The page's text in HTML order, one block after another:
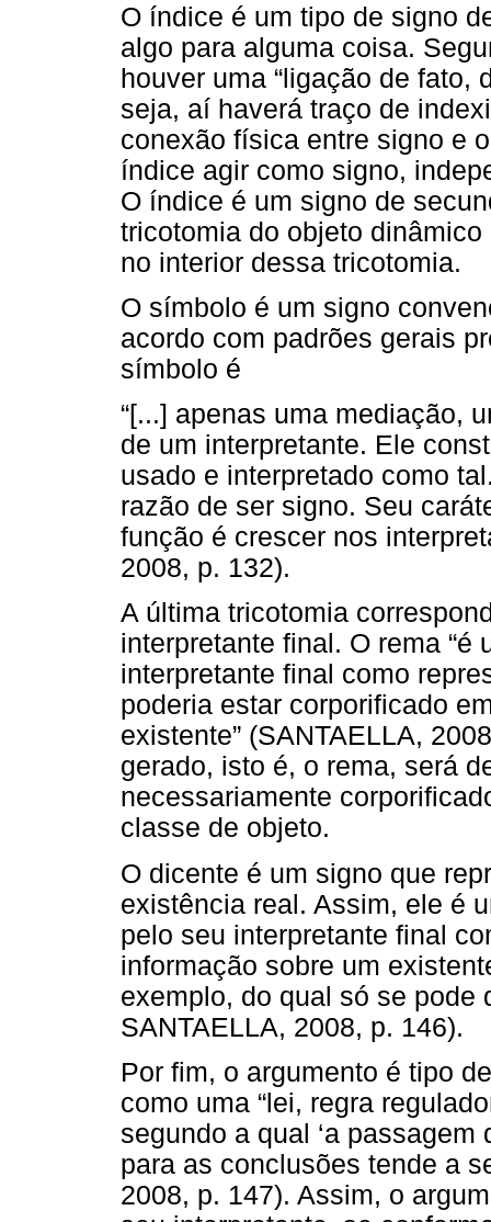
O índice é um tipo de signo
algo para alguma coisa.
houver uma “ligação de fato,
seja, aí haverá traço de
conexão física entre signo e
índice agir como signo,
O índice é um signo de
tricotomia do objeto
no interior dessa tricotomia.
O símbolo é um signo
acordo com padrões gerais
símbolo é
“[...] apenas uma mediação,
de um interpretante. Ele
usado e interpretado como
razão de ser signo. Seu
função é crescer nos
2008, p. 132).
A última tricotomia
interpretante final. O rema “é
interpretante final como
poderia estar corporificado
existente” (SANTAELLA,
gerado, isto é, o rema, será
necessariamente
classe de objeto.
O dicente é um signo que
existência real. Assim, ele é
pelo seu interpretante final
informação sobre um
exemplo, do qual só se pode
SANTAELLA, 2008, p. 146).
Por fim, o argumento é tipo
como uma “lei, regra
segundo a qual ‘a
para as conclusões tende a
2008, p. 147). Assim, o